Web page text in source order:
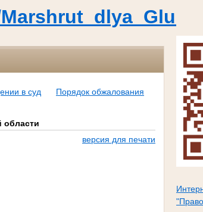
в суд
Порядок обжалования
области
версия для печати